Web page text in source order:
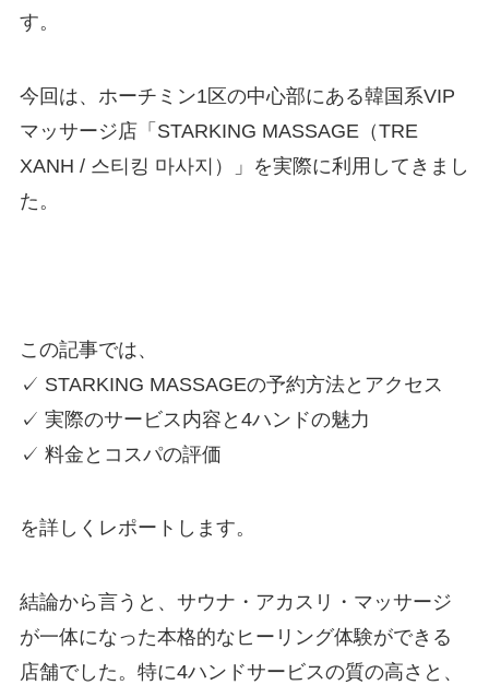
す。
今回は、ホーチミン1区の中心部にある韓国系VIP
マッサージ店「STARKING MASSAGE（TRE
XANH / 스티킹 마사지）」を実際に利用してきまし
た。
この記事では、
✓ STARKING MASSAGEの予約方法とアクセス
✓ 実際のサービス内容と4ハンドの魅力
✓ 料金とコスパの評価
を詳しくレポートします。
結論から言うと、サウナ・アカスリ・マッサージ
が一体になった本格的なヒーリング体験ができる
店舗でした。特に4ハンドサービスの質の高さと、